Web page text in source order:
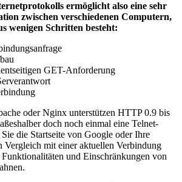
ermöglicht also eine sehr
zwischen verschiedenen Computern,
wenigen Schritten besteht:
GET-Anforderung
oder Nginx unterstützen HTTP 0.9 bis
doch noch einmal eine Telnet-
die Startseite von Google oder Ihre
Vergleich mit einer aktuellen Verbindung
und Einschränkungen von